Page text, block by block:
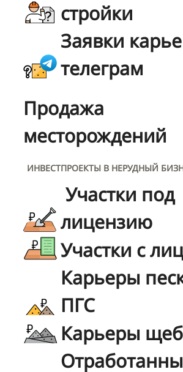
стройки
Заявки
телеграм
Продажа
месторождений
ИНВЕСТПРОЕКТЫ В НЕРУДНЫЙ
Участки под
лицензию
Участки с
Карьеры
ПГС
Карьеры